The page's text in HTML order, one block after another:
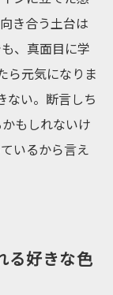
き合う土台は
、真面目に学
ら元気になりま
ない。断言しち
もしれないけ
いるから言え
る好きな色